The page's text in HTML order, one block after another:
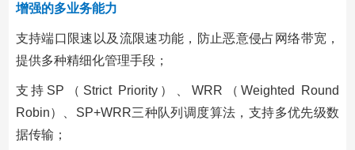
增强的多业务能力
支持端口限速以及流限速功能，防止恶意侵占网络带宽，
提供多种精细化管理手段；
支持SP（Strict Priority）、WRR（Weighted Round
Robin）、SP+WRR三种队列调度算法，支持多优先级数
据传输；